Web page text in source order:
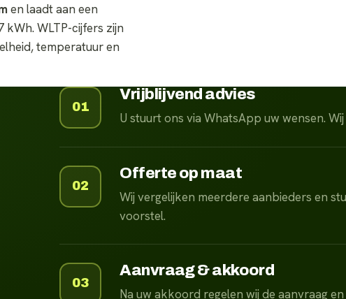
en laadt aan een
WLTP-cijfers zijn
temperatuur en
01
Vrijblijvend advies
U stuurt ons via WhatsApp uw wensen.
02
Offerte op maat
Wij vergelijken meerdere aanbieders en
voorstel.
03
Aanvraag & akkoord
Na uw akkoord regelen wij de aanvraag